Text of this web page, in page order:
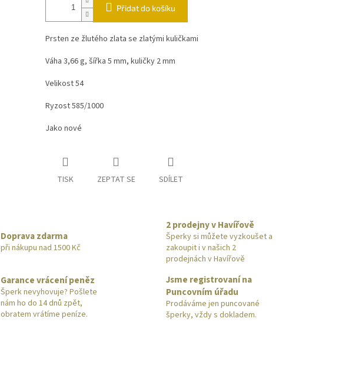
Přidat do košíku
Prsten ze žlutého zlata se zlatými kuličkami
Váha 3,66 g, šířka 5 mm, kuličky 2 mm
Velikost 54
Ryzost 585/1000
Jako nové
TISK ZEPTAT SE SDÍLET
Doprava zdarma
při nákupu nad 1500 Kč
2 prodejny v Havířově
Šperky si můžete vyzkoušet a
zakoupit i v našich 2
prodejnách v Havířově
Garance vrácení peněz
Šperk nevyhovuje? Pošlete
nám ho do 14 dnů zpět,
obratem vrátíme peníze.
Jsme registrovaní na
Puncovním úřadu
Prodáváme jen puncované
šperky, vždy s dokladem.